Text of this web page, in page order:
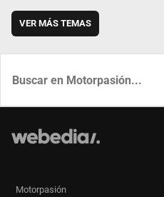
VER MÁS TEMAS
Motorpasión